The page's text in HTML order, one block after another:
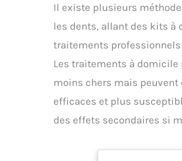
Il existe plusieurs
les dents, allant des kits à
traitements
Les traitements à domicile
moins chers mais peuvent
efficaces et plus
des effets secondaires si